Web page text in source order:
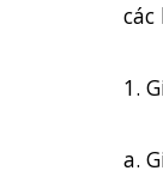
1.
a.